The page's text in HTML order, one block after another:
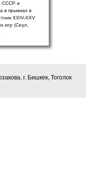
СССР и
в прыжках в
XXIV-XXV
игр (Сеул,
г. Бишкек, Тоголок